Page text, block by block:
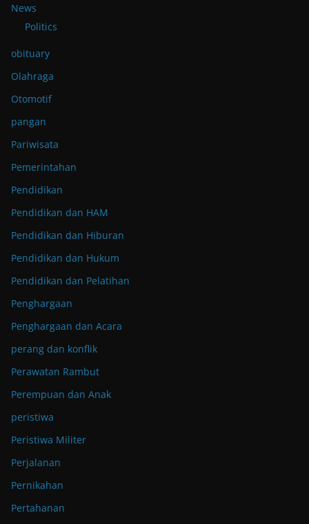
News
Politics
obituary
Olahraga
Otomotif
pangan
Pariwisata
Pemerintahan
Pendidikan
Pendidikan dan HAM
Pendidikan dan Hiburan
Pendidikan dan Hukum
Pendidikan dan Pelatihan
Penghargaan
Penghargaan dan Acara
perang dan konflik
Perawatan Rambut
Perempuan dan Anak
peristiwa
Peristiwa Militer
Perjalanan
Pernikahan
Pertahanan